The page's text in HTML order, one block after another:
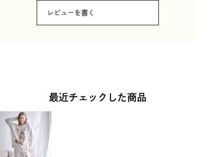
レビューを書く
最近チェックした商品